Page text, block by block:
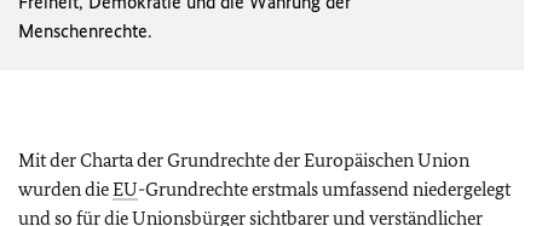
Menschenrechte.
Mit der Charta der Grundrechte der Europäischen Union
wurden dieEU-Grundrechte erstmals umfassend niedergelegt
und so für die Unionsbürger sichtbarer und verständlicher